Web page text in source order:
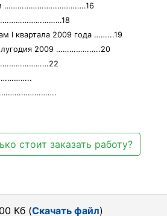
……………………………….16
I квартала 2009 года ……...19
2009 ………………..20
стоит заказать работу?
Кб (Скачать файл)